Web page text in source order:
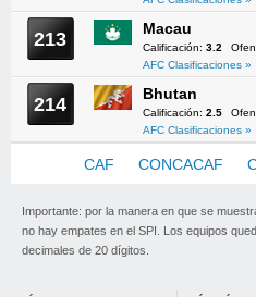
213 Macau
Calificación: 3.2
AFC Clasificaciones »
214 Bhutan
Calificación: 2.5
AFC Clasificaciones »
CAF CONCACAF
Importante: por la manera en que se
no hay empates en el SPI. Los equipos
decimales de 20 dígitos.